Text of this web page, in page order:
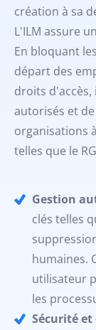
création à sa
L'ILM assure
En bloquant
départ des
droits d'accès,
autorisés et
organisations
telles que le
Gestion
clés telles
humaines.
utilisateur
les
Sécurité